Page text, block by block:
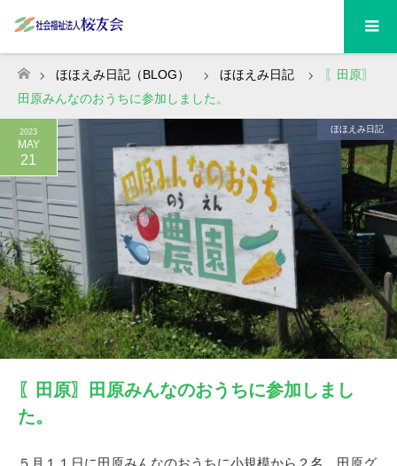
ホーム
ほほえみ日記（BLOG） ほほえみ日記
〖田原〗
田原みんなのおうちに参加しました。
2023
MAY
21
ほほえみ日記
〖田原〗田原みんなのおうちに参加しまし
た。